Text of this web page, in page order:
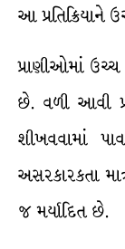
આ પ્રતિક્રિયાને
પ્રાણીઓમાં
છે. વળી આવી
શીખવવામાં
અસરકારકતા
જ મર્યાદિત છે.